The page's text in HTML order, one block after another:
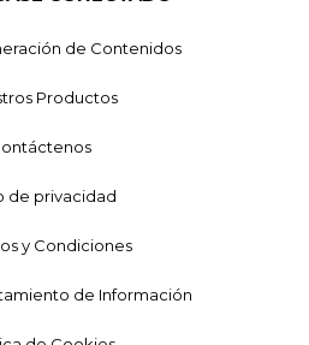
de Contenidos
Productos
de privacidad
y Condiciones
de Información